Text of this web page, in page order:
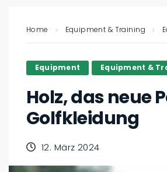
Home Equipment & Training
Equipment Equipment &
Holz, das neue
Golfkleidung
12. März 2024